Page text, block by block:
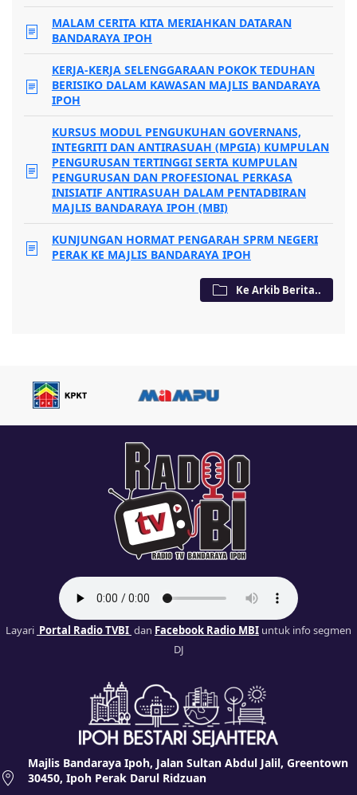
MALAM CERITA KITA MERIAHKAN DATARAN
BANDARAYA IPOH
KERJA-KERJA SELENGGARAAN POKOK TEDUHAN
BERISIKO DALAM KAWASAN MAJLIS BANDARAYA
IPOH
KURSUS MODUL PENGUKUHAN GOVERNANS,
INTEGRITI DAN ANTIRASUAH (MPGIA) KUMPULAN
PENGURUSAN TERTINGGI SERTA KUMPULAN
PENGURUSAN DAN PROFESIONAL PERKASA
INISIATIF ANTIRASUAH DALAM PENTADBIRAN
MAJLIS BANDARAYA IPOH (MBI)
KUNJUNGAN HORMAT PENGARAH SPRM NEGERI
PERAK KE MAJLIS BANDARAYA IPOH
Ke Arkib Berita..
Layari Portal Radio TVBI dan Facebook Radio MBI untuk info segmen
DJ
Majlis Bandaraya Ipoh, Jalan Sultan Abdul Jalil, Greentown
30450, Ipoh Perak Darul Ridzuan